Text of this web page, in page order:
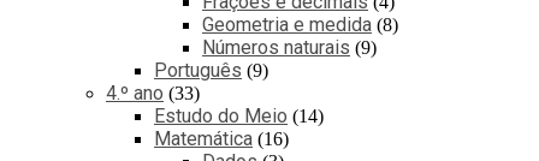
Geometria e medida 8
Números naturais 9
Português 9
4.º ano 33
Estudo do Meio 14
Matemática 16